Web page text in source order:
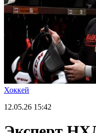
Хоккей
12.05.26 15:42